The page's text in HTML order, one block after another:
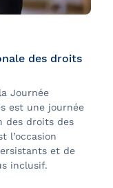
des droits
Journée
est une journée
des droits des
l’occasion
et de
inclusif.